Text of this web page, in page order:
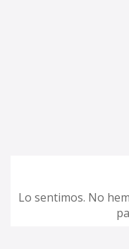
Lo sentimos. No